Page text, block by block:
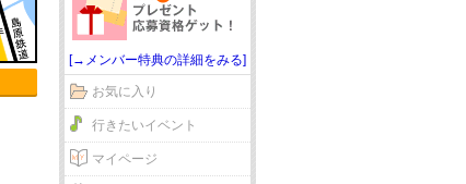
[→メンバー特典の詳細をみる]
お気に入り
行きたいイベント
マイページ